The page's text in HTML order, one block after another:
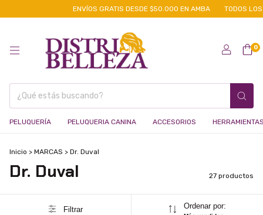
ENVÍOS GRATIS DESDE $50.000 EN AMBA TODOS LOS
0
PELUQUERÍA PELUQUERIA CANINA ACCESORIOS
Inicio > MARCAS > Dr. Duval
Dr. Duval 27 productos
Filtrar Ordenar por: